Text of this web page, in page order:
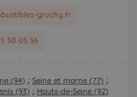
gruchy.fr
50 05 56
(94) ; Seine et marne (77) ;
(93) ; Hauts-de-Seine (92)